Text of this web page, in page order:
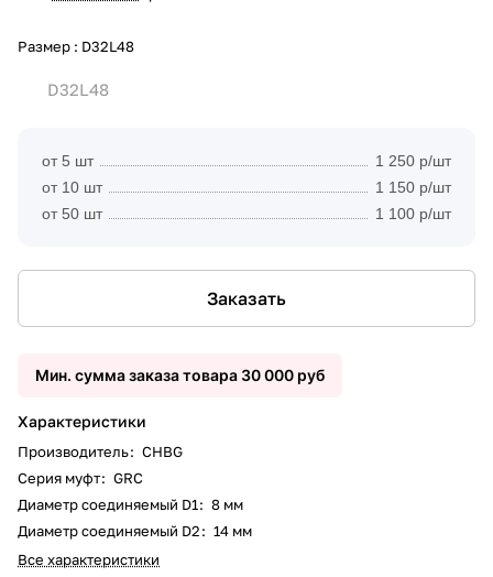
Размер : D32L48
D32L48
от 5 шт
1 250 р/шт
от 10 шт
1 150 р/шт
от 50 шт
1 100 р/шт
Заказать
Мин. сумма заказа товара 30 000 руб
Характеристики
Производитель: CHBG
Серия муфт: GRC
Диаметр соединяемый D1: 8 мм
Диаметр соединяемый D2: 14 мм
Все характеристики